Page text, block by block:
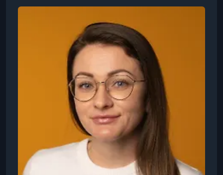
её ученики начинают с нуля и уже в процессе
рублей. В соцсетях она активно ведёт
профессиональный блог, где делится
знаниями о работе с Китаем и современн